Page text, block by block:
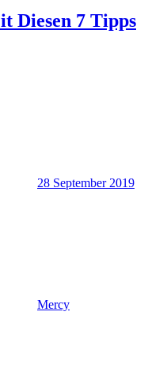
Diesen 7 Tipps
28 September 2019
Mercy